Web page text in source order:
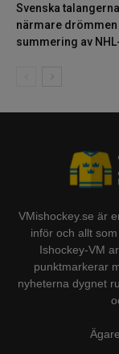
Svenska
närmare drömmen
summering av
VMishockey.se är
inför och allt
Ishockey-VM
punktmarkerar
nyheterna dygnet